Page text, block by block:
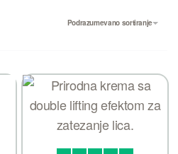
Podrazumevano sortiranje